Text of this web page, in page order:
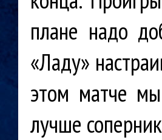
плане надо
«Ладу»
этом матче
лучше